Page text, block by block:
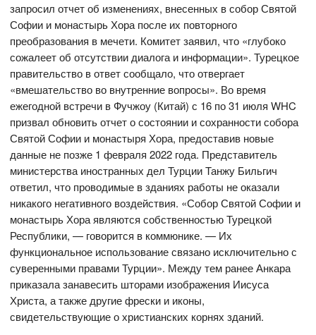
запросил отчет об изменениях, внесенных в собор Святой
Софии и монастырь Хора после их повторного
преобразования в мечети. Комитет заявил, что «глубоко
сожалеет об отсутствии диалога и информации». Турецкое
правительство в ответ сообщало, что отвергает
«вмешательство во внутренние вопросы». Во время
ежегодной встречи в Фучжоу (Китай) с 16 по 31 июля WHC
призвал обновить отчет о состоянии и сохранности собора
Святой Софии и монастыря Хора, предоставив новые
данные не позже 1 февраля 2022 года. Представитель
министерства иностранных дел Турции Танжу Бильгич
ответил, что проводимые в зданиях работы не оказали
никакого негативного воздействия. «Собор Святой Софии и
монастырь Хора являются собственностью Турецкой
Республики, — говорится в коммюнике. — Их
функциональное использование связано исключительно с
суверенными правами Турции». Между тем ранее Анкара
приказала занавесить шторами изображения Иисуса
Христа, а также другие фрески и иконы,
свидетельствующие о христианских корнях зданий.